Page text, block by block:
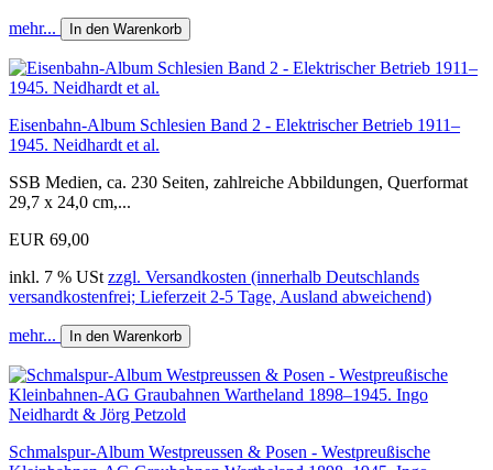
mehr... In den Warenkorb
Eisenbahn-Album Schlesien Band 2 - Elektrischer Betrieb 1911–
1945. Neidhardt et al.
SSB Medien, ca. 230 Seiten, zahlreiche Abbildungen, Querformat
29,7 x 24,0 cm,...
EUR 69,00
inkl. 7 % USt zzgl. Versandkosten (innerhalb Deutschlands
versandkostenfrei; Lieferzeit 2-5 Tage, Ausland abweichend)
mehr... In den Warenkorb
Schmalspur-Album Westpreussen & Posen - Westpreußische